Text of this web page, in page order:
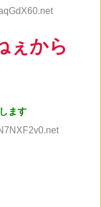
ぇから
ます